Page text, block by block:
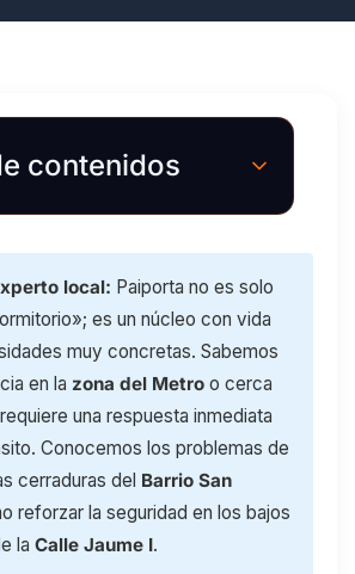
contenidos
local: Paiporta no es solo
es un núcleo con vida
muy concretas. Sabemos
en la zona del Metro o cerca
requiere una respuesta inmediata
Conocemos los problemas de
cerraduras del Barrio San
reforzar la seguridad en los bajos
la Calle Jaume I.